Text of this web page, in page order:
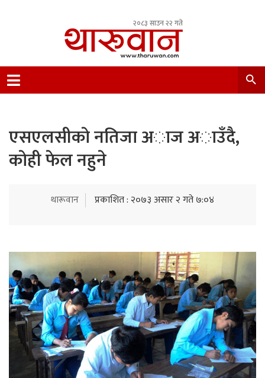
२०८३ साउन २२ गते
Nepal.
एसएलसीकाे नतिजा अाज अाउँदै,
काेही फेल नहुने
थारूवान प्रकाशित : २०७३ असार २ गते ७:०४